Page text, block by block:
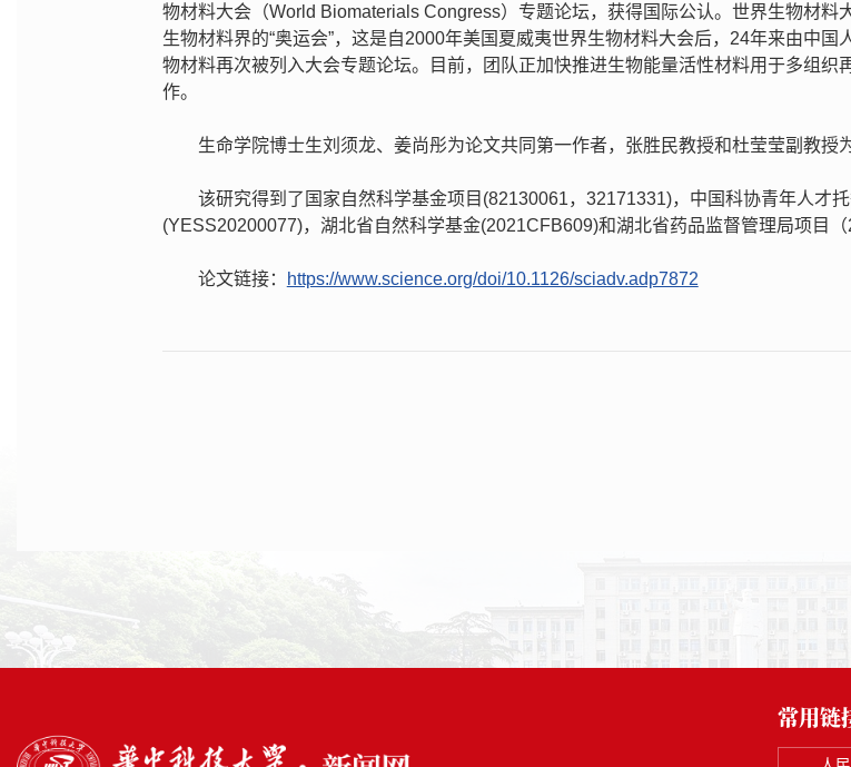
物材料大会（World Biomaterials Congress）专题论坛，获得国际公认。世界生物材料
生物材料界的“奥运会”，这是自2000年美国夏威夷世界生物材料大会后，24年来由中国
物材料再次被列入大会专题论坛。目前，团队正加快推进生物能量活性材料用于多组织
作。
生命学院博士生刘须龙、姜尚彤为论文共同第一作者，张胜民教授和杜莹莹副教授
该研究得到了国家自然科学基金项目(82130061，32171331)，中国科协青年人才
(YESS20200077)，湖北省自然科学基金(2021CFB609)和湖北省药品监督管理局项目（
论文链接： https://www.science.org/doi/10.1126/sciadv.adp7872
常用链